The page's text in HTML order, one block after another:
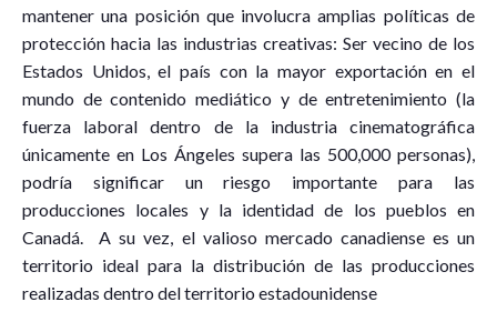
mantener una posición que involucra amplias políticas de
protección hacia las industrias creativas: Ser vecino de los
Estados Unidos, el país con la mayor exportación en el
mundo de contenido mediático y de entretenimiento (la
fuerza laboral dentro de la industria cinematográfica
únicamente en Los Ángeles supera las 500,000 personas),
podría significar un riesgo importante para las
producciones locales y la identidad de los pueblos en
Canadá. A su vez, el valioso mercado canadiense es un
territorio ideal para la distribución de las producciones
realizadas dentro del territorio estadounidense